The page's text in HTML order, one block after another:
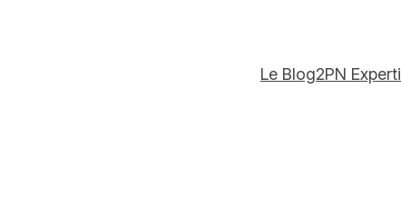
Le Blog2PN